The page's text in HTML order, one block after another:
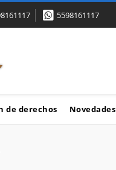
5598161117
de derechos Novedades